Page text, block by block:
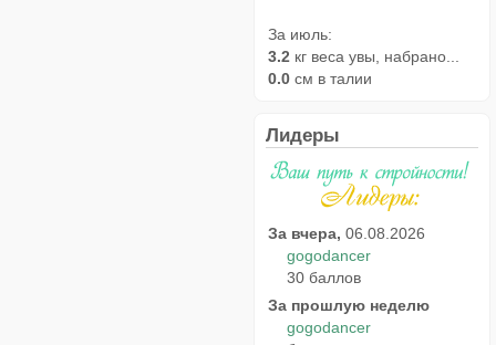
За июль:
3.2 кг веса увы, набрано...
0.0 см в талии
Лидеры
За вчера, 06.08.2026
gogodancer
30 баллов
За прошлую неделю
gogodancer